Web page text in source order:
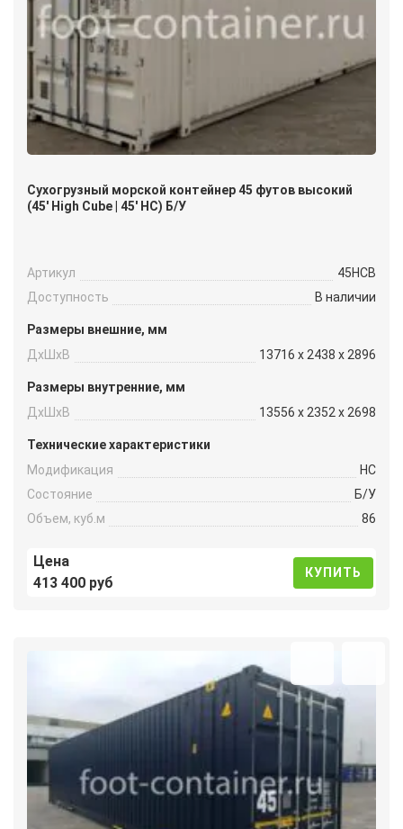
Сухогрузный морской контейнер 45 футов высокий
(45′ High Cube | 45′ HC) Б/У
Артикул
45HCB
Доступность
В наличии
Размеры внешние, мм
ДxШxВ
13716 x 2438 x 2896
Размеры внутренние, мм
ДxШxВ
13556 x 2352 x 2698
Технические характеристики
Модификация
HC
Состояние
Б/У
Объем, куб.м
86
Цена
413 400 руб
КУПИТЬ